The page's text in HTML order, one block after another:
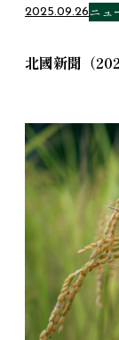
2025.09.26ニュ
北國新聞（